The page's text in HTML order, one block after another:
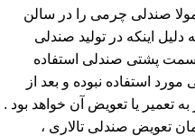
صندلی چرمی را در سالن
دلیل اینکه در تولید صندلی
پشتی صندلی استفاده
استفاده نبوده و بعد از
تعمیر یا تعویض آن خواهد بود .
تعویض صندلی تالاری ،